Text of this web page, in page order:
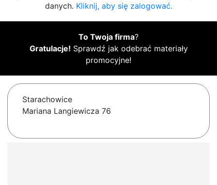
danych. Kliknij, aby się zalogować.
To Twoja firma?
Gratulacje! Sprawdź jak odebrać materiały
promocyjne!
Starachowice
Mariana Langiewicza 76